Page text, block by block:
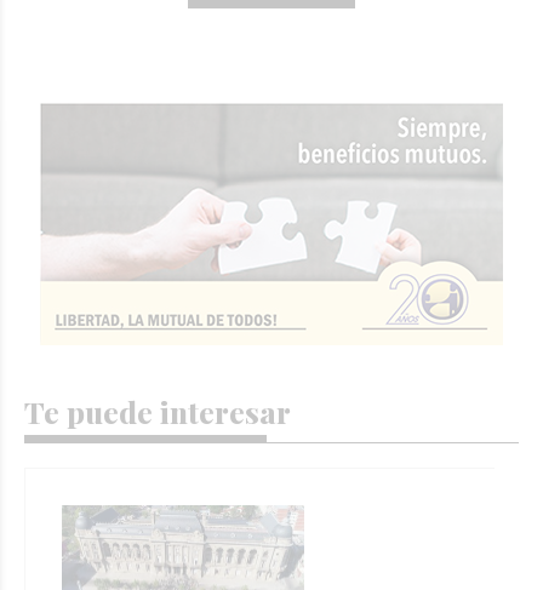
Te puede interesar